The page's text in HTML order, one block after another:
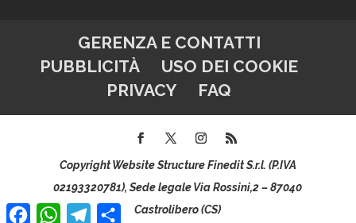
GERENZA E CONTATTI
PUBBLICITÀ
USO DEI COOKIE
PRIVACY
FAQ
Copyright Website Structure Finedit S.r.l. (P.IVA
02193320781), Sede legale Via Rossini,2 – 87040
Castrolibero (CS)
Facebook
WhatsAppTelegram
Condividi